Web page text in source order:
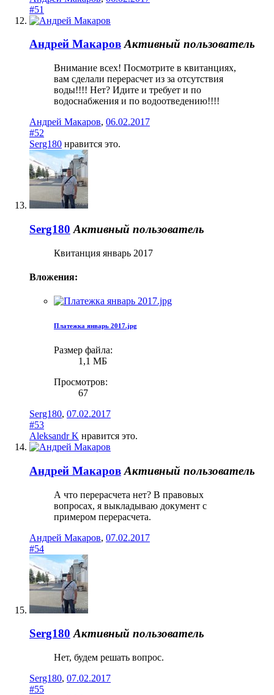
#51
Андрей Макаров Активный пользователь
Внимание всех! Посмотрите в квитанциях,
вам сделали перерасчет из за отсутствия
воды!!!! Нет? Идите и требует и по
водоснабжения и по водоотведению!!!!
Андрей Макаров, 06.02.2017
#52
Serg180 нравится это.
Serg180 Активный пользователь
Квитанция январь 2017
Вложения:
Платежка январь 2017.jpg
Размер файла:
1,1 МБ
Просмотров:
67
Serg180, 07.02.2017
#53
Aleksandr K нравится это.
Андрей Макаров Активный пользователь
А что перерасчета нет? В правовых
вопросах, я выкладываю документ с
примером перерасчета.
Андрей Макаров, 07.02.2017
#54
Serg180 Активный пользователь
Нет, будем решать вопрос.
Serg180, 07.02.2017
#55